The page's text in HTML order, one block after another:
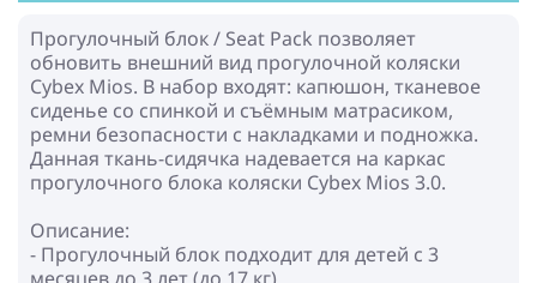
Прогулочный блок / Seat Pack позволяет
обновить внешний вид прогулочной коляски
Cybex Mios. В набор входят: капюшон, тканевое
сиденье со спинкой и съёмным матрасиком,
ремни безопасности с накладками и подножка.
Данная ткань-сидячка надевается на каркас
прогулочного блока коляски Cybex Mios 3.0.
Описание:
- Прогулочный блок подходит для детей с 3